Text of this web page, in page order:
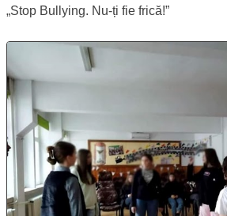
„Stop Bullying. Nu-ți fie frică!”